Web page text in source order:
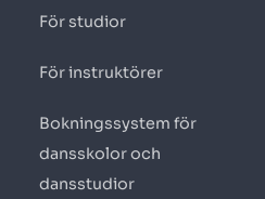
För studior
För instruktörer
Bokningssystem för
dansskolor och
dansstudior